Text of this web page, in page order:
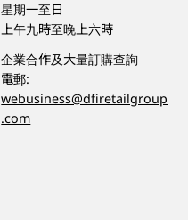
星期一至日
上午九時至晚上六時
企業合作及大量訂購查詢
電郵:
webusiness@dfiretailgroup
.com